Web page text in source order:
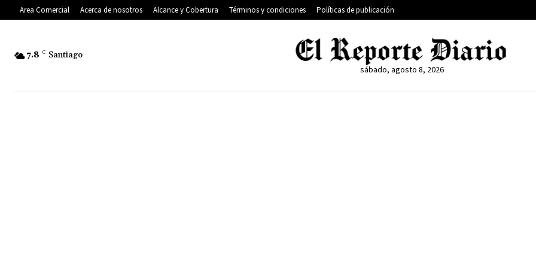
Area Comercial Acerca de nosotros Alcance y Cobertura Términos y condiciones Políticas de publicación
7.8 C Santiago
sábado, agosto 8, 2026